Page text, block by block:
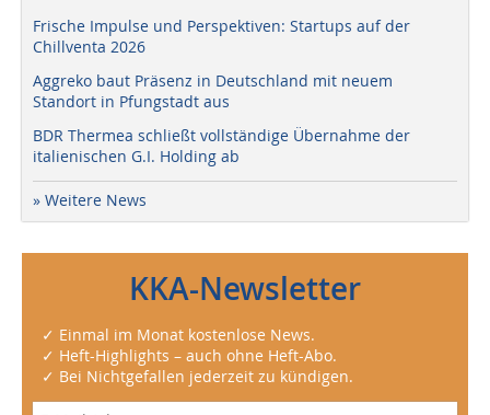
Frische Impulse und Perspektiven: Startups auf der
Chillventa 2026
Aggreko baut Präsenz in Deutschland mit neuem
Standort in Pfungstadt aus
BDR Thermea schließt vollständige Übernahme der
italienischen G.I. Holding ab
» Weitere News
KKA-Newsletter
✓ Einmal im Monat kostenlose News.
✓ Heft-Highlights – auch ohne Heft-Abo.
✓ Bei Nichtgefallen jederzeit zu kündigen.